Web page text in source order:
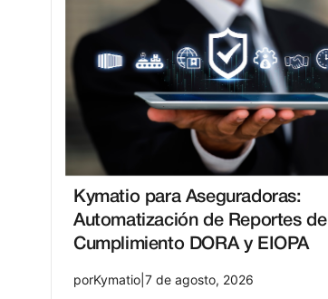
Kymatio para Aseguradoras:
Automatización de Reportes de
Cumplimiento DORA y EIOPA
porKymatio 7 de agosto, 2026